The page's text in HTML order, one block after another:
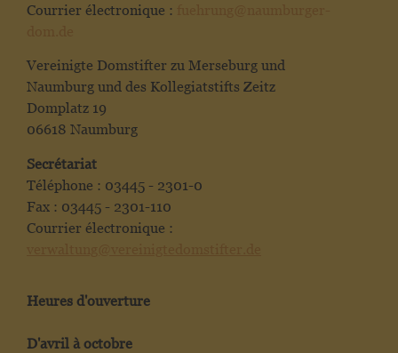
Courrier électronique :
Vereinigte Domstifter zu Merseburg und
Naumburg und des Kollegiatstifts Zeitz
Domplatz 19
06618 Naumburg
Secrétariat
Téléphone : 03445 - 2301-0
Fax : 03445 - 2301-110
Courrier électronique :
Heures d'ouverture
D'avril à octobre